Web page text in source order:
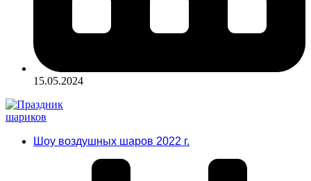
15.05.2024
Шоу воздушных шаров 2022 г.